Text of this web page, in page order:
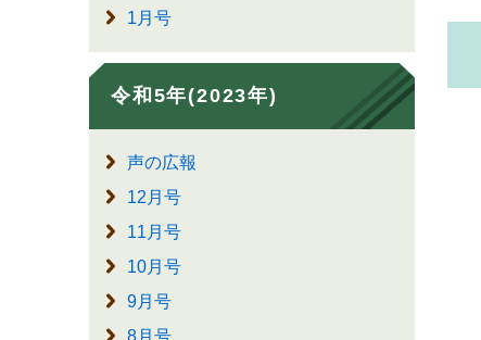
1月号
令和5年(2023年)
声の広報
12月号
11月号
10月号
9月号
8月号